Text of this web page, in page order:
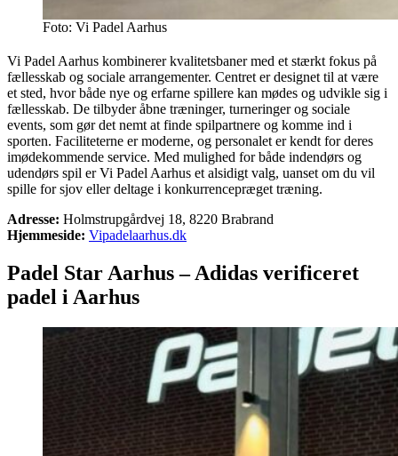
Foto: Vi Padel Aarhus
Vi Padel Aarhus kombinerer kvalitetsbaner med et stærkt fokus på
fællesskab og sociale arrangementer. Centret er designet til at være
et sted, hvor både nye og erfarne spillere kan mødes og udvikle sig i
fællesskab. De tilbyder åbne træninger, turneringer og sociale
events, som gør det nemt at finde spilpartnere og komme ind i
sporten. Faciliteterne er moderne, og personalet er kendt for deres
imødekommende service. Med mulighed for både indendørs og
udendørs spil er Vi Padel Aarhus et alsidigt valg, uanset om du vil
spille for sjov eller deltage i konkurrencepræget træning.
Adresse: Holmstrupgårdvej 18, 8220 Brabrand
Hjemmeside: Vipadelaarhus.dk
Padel Star Aarhus – Adidas verificeret
padel i Aarhus